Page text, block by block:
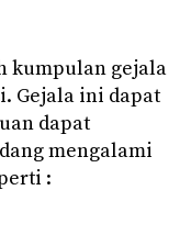
kumpulan gejala
Gejala ini dapat
dapat
mengalami
: